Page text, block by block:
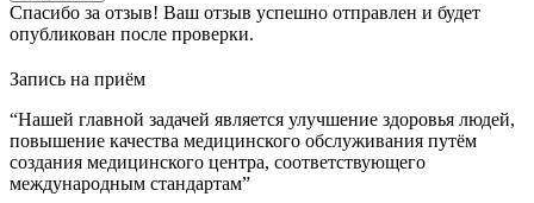
Спасибо за отзыв! Ваш отзыв успешно отправлен и будет
опубликован после проверки.
Запись на приём
“Нашей главной задачей является улучшение здоровья людей,
повышение качества медицинского обслуживания путём
создания медицинского центра, соответствующего
международным стандартам”